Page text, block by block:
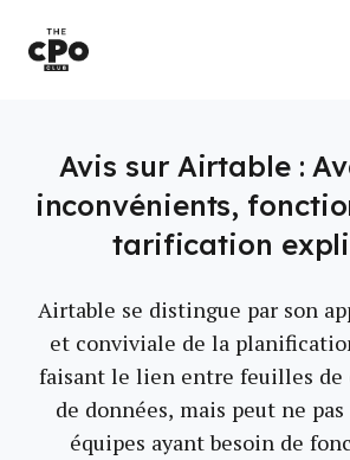
Avis sur Airtable :
inconvénients,
tarification
Airtable se distingue par son
et conviviale de la
faisant le lien entre feuilles de
de données, mais peut ne
équipes ayant besoin de